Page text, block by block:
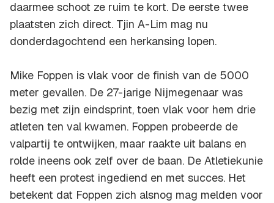
daarmee schoot ze ruim te kort. De eerste twee
plaatsten zich direct. Tjin A-Lim mag nu
donderdagochtend een herkansing lopen.
Mike Foppen is vlak voor de finish van de 5000
meter gevallen. De 27-jarige Nijmegenaar was
bezig met zijn eindsprint, toen vlak voor hem drie
atleten ten val kwamen. Foppen probeerde de
valpartij te ontwijken, maar raakte uit balans en
rolde ineens ook zelf over de baan. De Atletiekunie
heeft een protest ingediend en met succes. Het
betekent dat Foppen zich alsnog mag melden voor